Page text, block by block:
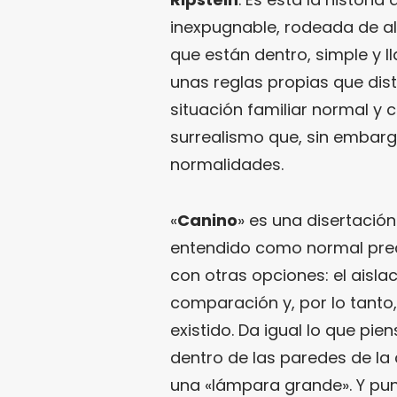
inexpugnable, rodeada de
que están dentro, simple y
unas reglas propias que
situación familiar normal y
surrealismo que, sin
normalidades.
«Canino» es una
entendido como normal
con otras opciones: el
comparación y, por lo
existido. Da igual lo que
dentro de las paredes de la
una «lámpara grande». Y